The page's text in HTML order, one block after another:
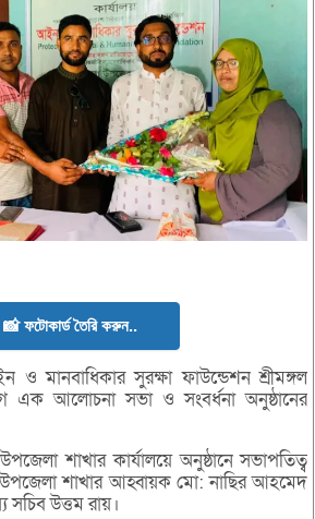
📸 ফটোকার্ড তৈরি করুন..
ও মানবাধিকার সুরক্ষা ফাউন্ডেশন শ্রীমঙ্গল
এক আলোচনা সভা ও সংবর্ধনা অনুষ্ঠানের
শাখার কার্যালয়ে অনুষ্ঠানে সভাপতিত্ব
উপজেলা শাখার আহ্বায়ক মো: নাছির আহমেদ
উত্তম রায়।